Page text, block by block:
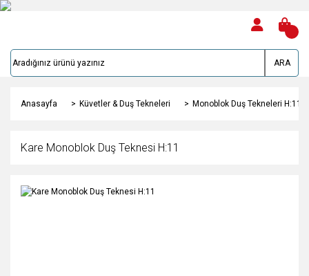
ARA
Anasayfa Küvetler & Duş Tekneleri Monoblok Duş Tekneleri H:11
Kare Monoblok Duş Teknesi H:11